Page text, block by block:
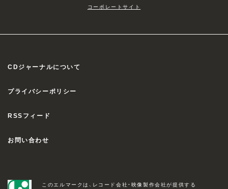
コーポレートサイト
CDジャーナルについて
プライバシーポリシー
RSSフィード
お問い合わせ
このエルマークは、レコード会社・映像製作会社が提供する